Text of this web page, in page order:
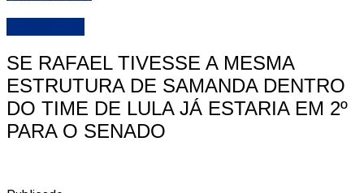
SE RAFAEL TIVESSE A MESMA
ESTRUTURA DE SAMANDA DENTRO
DO TIME DE LULA JÁ ESTARIA EM 2º
PARA O SENADO